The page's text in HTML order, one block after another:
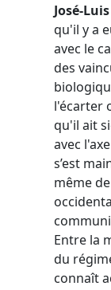
José-
qu'il y a
avec le
des
l'écarter
qu'il ait
avec
s’est
même
Entre la
du
connaît